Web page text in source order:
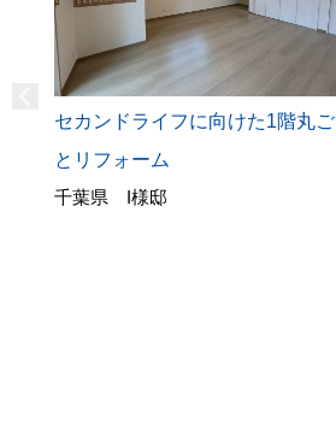
セカンドライフに向けた1階丸ご
とリフォーム
千葉県 I様邸